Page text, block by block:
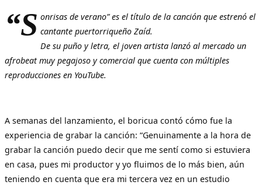
“S onrisas de verano” es el título de la canción que estrenó el
cantante puertorriqueño Zaíd.
De su puño y letra, el joven artista lanzó al mercado un
afrobeat muy pegajoso y comercial que cuenta con múltiples
reproducciones en YouTube.
A semanas del lanzamiento, el boricua contó cómo fue la
experiencia de grabar la canción: “Genuinamente a la hora de
grabar la canción puedo decir que me sentí como si estuviera
en casa, pues mi productor y yo fluimos de lo más bien, aún
teniendo en cuenta que era mi tercera vez en un estudio